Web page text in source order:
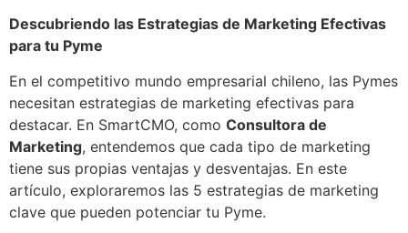
Descubriendo las Estrategias de Marketing Efectivas
para tu Pyme
En el competitivo mundo empresarial chileno, las Pymes
necesitan estrategias de marketing efectivas para
destacar. En SmartCMO, como Consultora de
Marketing, entendemos que cada tipo de marketing
tiene sus propias ventajas y desventajas. En este
artículo, exploraremos las 5 estrategias de marketing
clave que pueden potenciar tu Pyme.